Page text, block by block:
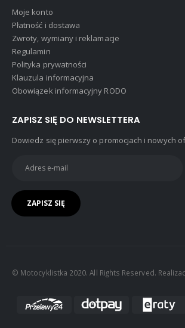
Moje konto
Płatność i dostawa
Zwroty, wymiany i reklamacje
Regulamin
Polityka prywatności
Klauzula informacyjna
Obowiązek informacyjny RODO
ZAPISZ SIĘ DO NEWSLETTERA
Dowiedz się pierwszy o promocjach i nowych
© Motocyklistka 2020. All Rights Reserved.